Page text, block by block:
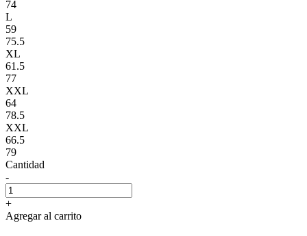
74
L
59
75.5
XL
61.5
77
XXL
64
78.5
XXL
66.5
79
Cantidad
-
+
Agregar al carrito